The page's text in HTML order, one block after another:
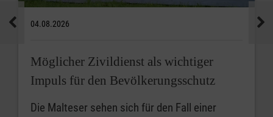
04.08.2026
Möglicher Zivildienst als wichtiger
Impuls für den Bevölkerungsschutz
Die Malteser sehen sich für den Fall einer